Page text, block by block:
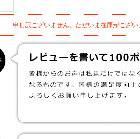
申し訳ございません。ただいま在庫がござい